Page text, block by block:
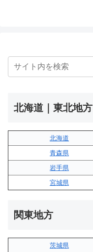
北海道｜東北地方
北海道
青森県
岩手県
宮城県
関東地方
茨城県